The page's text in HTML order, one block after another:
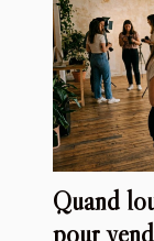
Quand
pour